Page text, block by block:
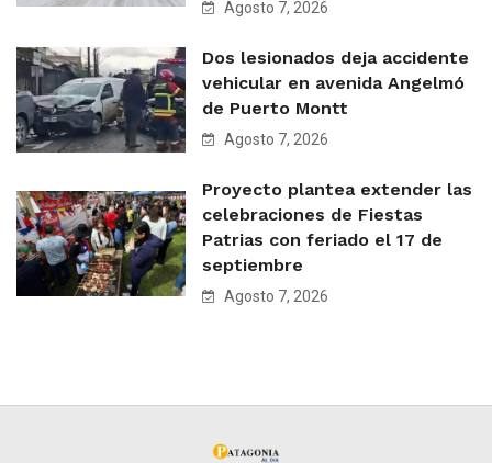
Agosto 7, 2026
Dos lesionados deja accidente
vehicular en avenida Angelmó
de Puerto Montt
Agosto 7, 2026
Proyecto plantea extender las
celebraciones de Fiestas
Patrias con feriado el 17 de
septiembre
Agosto 7, 2026